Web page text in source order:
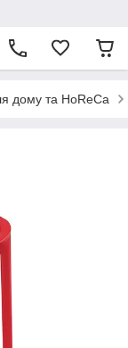
дому та HoReCa